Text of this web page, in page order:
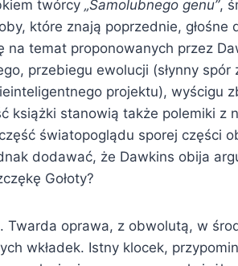
twórcy „Samolubnego genu”,
które znają poprzednie, głośne
na temat proponowanych przez
przebiegu ewolucji (słynny spór
projektu), wyścigu
książki stanowią także polemiki z
światopoglądu sporej części
dodawać, że Dawkins obija
Gołoty?
Twarda oprawa, z obwolutą, w
wkładek. Istny klocek,